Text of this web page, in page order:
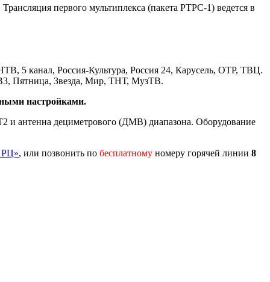
первого мультиплекса (пакета РТРС-1) ведется в
5 канал, Россия-Культура, Россия 24, Карусель, ОТР, ТВЦ.
Пятница, Звезда, Мир, ТНТ, МузТВ.
настройками.
и антенна дециметрового (ДМВ) диапазона. Оборудование
РЦ», или позвонить по бесплатному номеру горячей линии 8